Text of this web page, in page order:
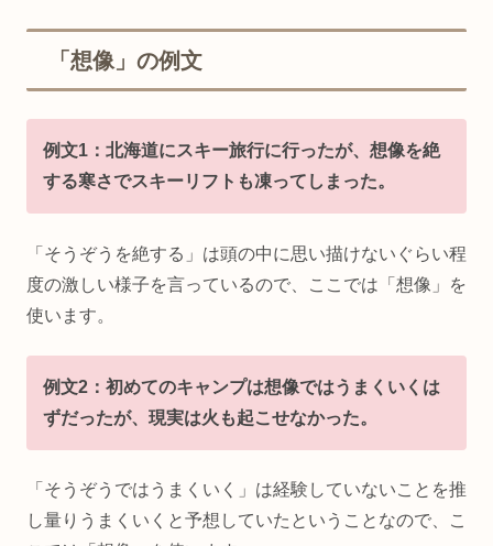
「想像」の例文
例文1：北海道にスキー旅行に行ったが、想像を絶
する寒さでスキーリフトも凍ってしまった。
「そうぞうを絶する」は頭の中に思い描けないぐらい程
度の激しい様子を言っているので、ここでは「想像」を
使います。
例文2：初めてのキャンプは想像ではうまくいくは
ずだったが、現実は火も起こせなかった。
「そうぞうではうまくいく」は経験していないことを推
し量りうまくいくと予想していたということなので、こ